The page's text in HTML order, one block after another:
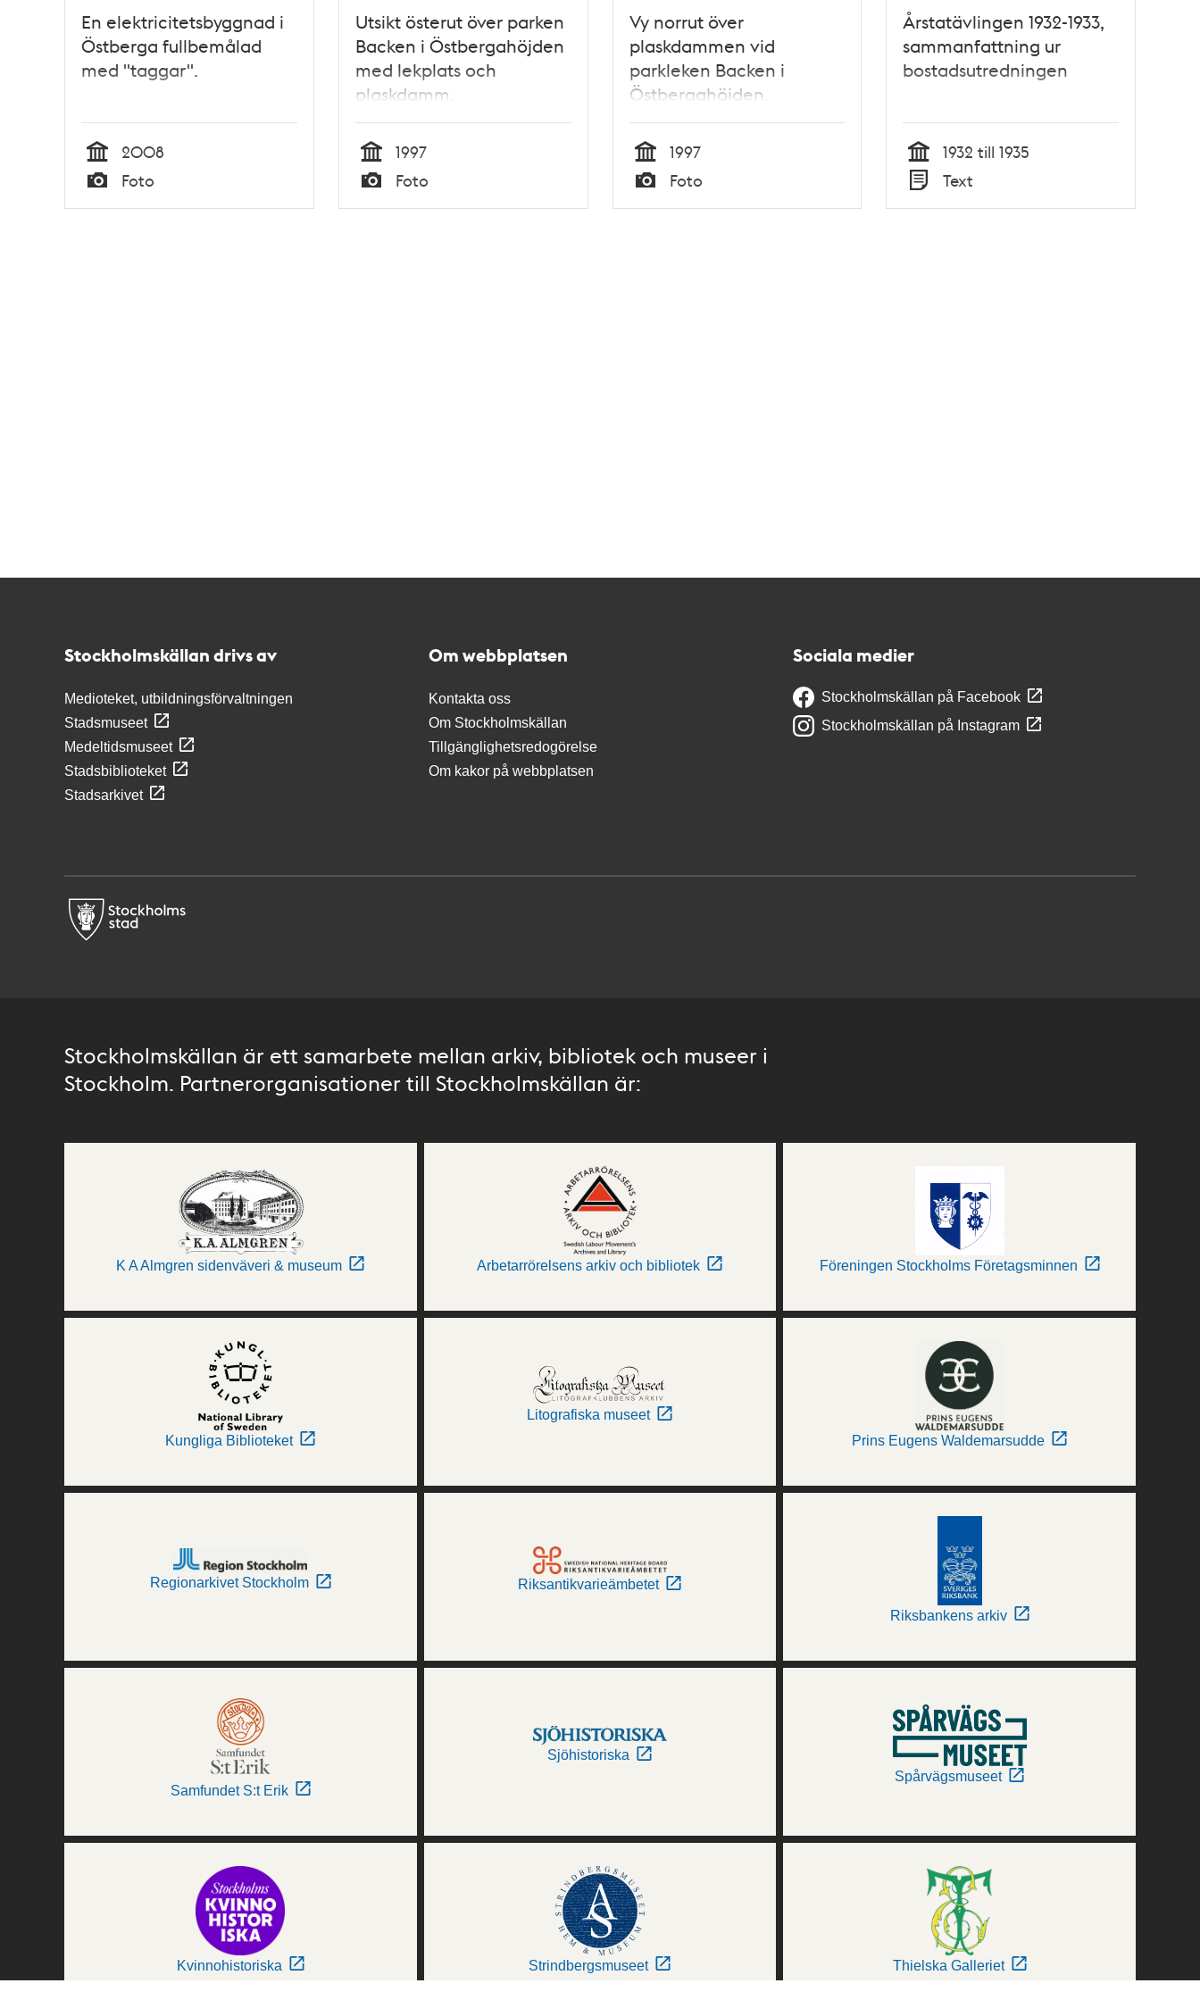
En elektricitetsbyggnad i
Östberga fullbemålad
med "taggar".
Tid
2008
Typ
Foto
Utsikt österut över parken
Backen i Östbergahöjden
med lekplats och
plaskdamm.
Tid
1997
Typ
Foto
Vy norrut över
plaskdammen vid
parkleken Backen i
Östbergahöjden.
Tid
1997
Typ
Foto
Årstatävlingen 1932-1933,
sammanfattning ur
bostadsutredningen
Tid
1932 till 1935
Typ
Text
Stockholmskällan drivs av
Medioteket, utbildningsförvaltningen
Stadsmuseet
Medeltidsmuseet
Stadsbiblioteket
Stadsarkivet
Om webbplatsen
Kontakta oss
Om Stockholmskällan
Tillgänglighetsredogörelse
Om kakor på webbplatsen
Sociala medier
Stockholmskällan på Facebook
Stockholmskällan på Instagram
Stockholmskällan är ett samarbete mellan arkiv, bibliotek och museer i
Stockholm. Partnerorganisationer till Stockholmskällan är:
K A Almgren sidenväveri & museum Arbetarrörelsens arkiv och bibliotek Föreningen Stockholms Företagsminnen
Kungliga Biblioteket
Litografiska museet
Prins Eugens Waldemarsudde
Regionarkivet Stockholm Riksantikvarieämbetet
Riksbankens arkiv
Samfundet S:t Erik
Sjöhistoriska
Spårvägsmuseet
Kvinnohistoriska Strindbergsmuseet Thielska Galleriet